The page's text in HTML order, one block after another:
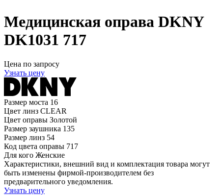
Медицинская оправа DKNY
DK1031 717
Цена по запросу
Узнать цену
Размер моста 16
Цвет линз CLEAR
Цвет оправы Золотой
Размер заушника 135
Размер линз 54
Код цвета оправы 717
Для кого Женские
Характеристики, внешний вид и комплектация товара могут
быть изменены фирмой-производителем без
предварительного уведомления.
Узнать цену